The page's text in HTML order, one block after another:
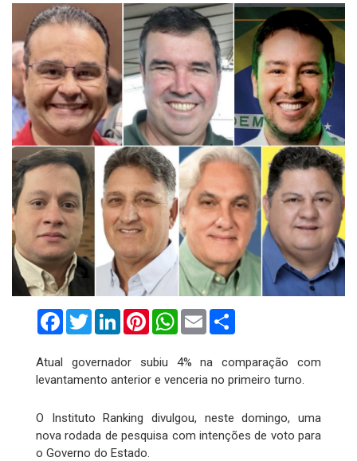
FacebookTwitterLinkedInPinterestWhatsApp
Email
Atual governador subiu 4% na comparação com
levantamento anterior e venceria no primeiro turno.
O Instituto Ranking divulgou, neste domingo, uma
nova rodada de pesquisa com intenções de voto para
o Governo do Estado.